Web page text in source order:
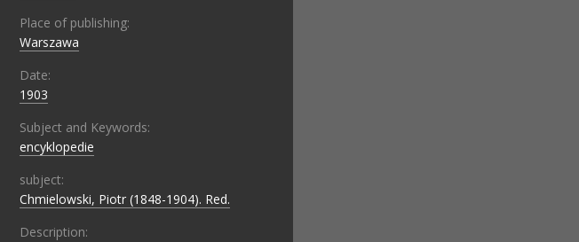
Place of publishing:
Warszawa
Date:
1903
Subject and Keywords:
encyklopedie
subject:
Chmielowski, Piotr (1848-1904). Red.
Description: